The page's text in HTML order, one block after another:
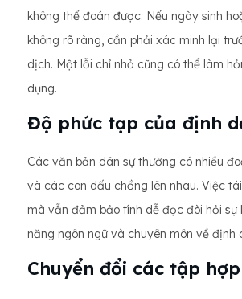
không thể đoán được. Nếu ngày sinh
không rõ ràng, cần phải xác minh lại
dịch. Một lỗi chỉ nhỏ cũng có thể làm
dụng.
Độ phức tạp của định
Các văn bản dân sự thường có nhiều
và các con dấu chồng lên nhau. Việc
mà vẫn đảm bảo tính dễ đọc đòi hỏi sự
năng ngôn ngữ và chuyên môn về định
Chuyển đổi các tập